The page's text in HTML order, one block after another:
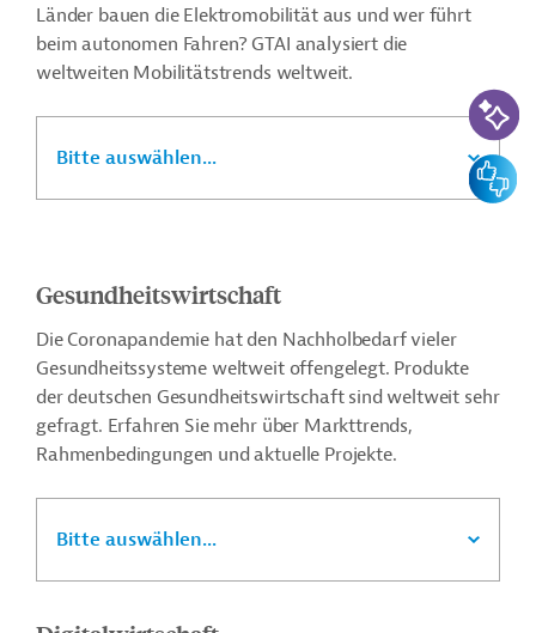
Länder bauen die Elektromobilität aus und wer führt
beim autonomen Fahren? GTAI analysiert die
weltweiten Mobilitätstrends weltweit.
Bitte auswählen...
Gesundheitswirtschaft
Die Coronapandemie hat den Nachholbedarf vieler
Gesundheitssysteme weltweit offengelegt. Produkte
der deutschen Gesundheitswirtschaft sind weltweit sehr
gefragt. Erfahren Sie mehr über Markttrends,
Rahmenbedingungen und aktuelle Projekte.
Bitte auswählen...
KI-